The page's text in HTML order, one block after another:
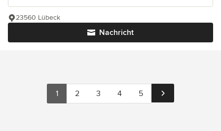
Nachricht
23560 Lübeck
1 2 3 4 5